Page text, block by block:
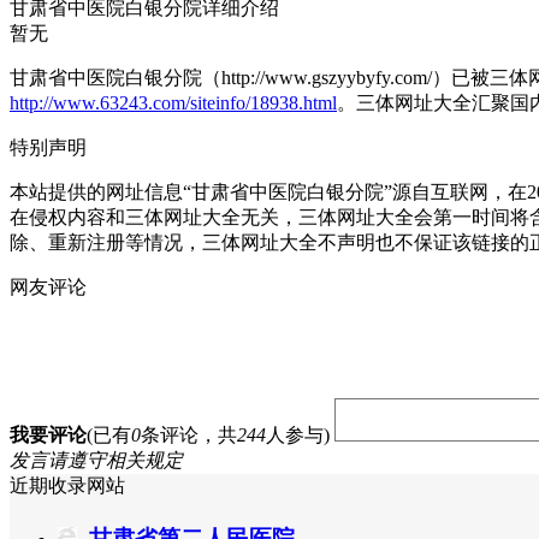
甘肃省中医院白银分院详细介绍
暂无
甘肃省中医院白银分院（http://www.gszyybyfy.com/）已被三
http://www.63243.com/siteinfo/18938.html。三体网址大全汇聚
特别声明
本站提供的网址信息“甘肃省中医院白银分院”源自互联网，
在侵权内容和三体网址大全无关，三体网址大全会第一时间
除、重新注册等情况，三体网址大全不声明也不保证该链接
网友评论
我要评论(已有0条评论，共244人参与)
发言请遵守相关规定
近期收录网站